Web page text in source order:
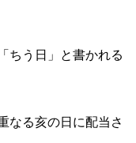
ちう日」と書かれる
なる亥の日に配当さ